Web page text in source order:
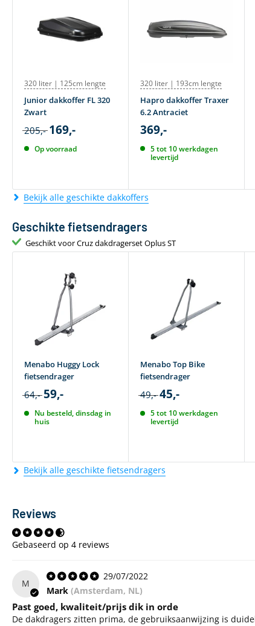
320 liter | 125cm lengte
Junior dakkoffer FL 320
Zwart
205,- 169,-
Op voorraad
320 liter | 193cm lengte
Hapro dakkoffer Traxer
6.2 Antraciet
369,-
5 tot 10 werkdagen
levertijd
Bekijk alle geschikte dakkoffers
Geschikte fietsendragers
Geschikt voor Cruz dakdragerset Oplus ST
Menabo Huggy Lock
fietsendrager
64,- 59,-
Nu besteld, dinsdag in
huis
Menabo Top Bike
fietsendrager
49,- 45,-
5 tot 10 werkdagen
levertijd
Bekijk alle geschikte fietsendragers
Reviews
Gebaseerd op 4 reviews
M
29/07/2022
Mark (Amsterdam, NL)
Past goed, kwaliteit/prijs dik in orde
De dakdragers zitten prima, de gebruiksaanwijzing is